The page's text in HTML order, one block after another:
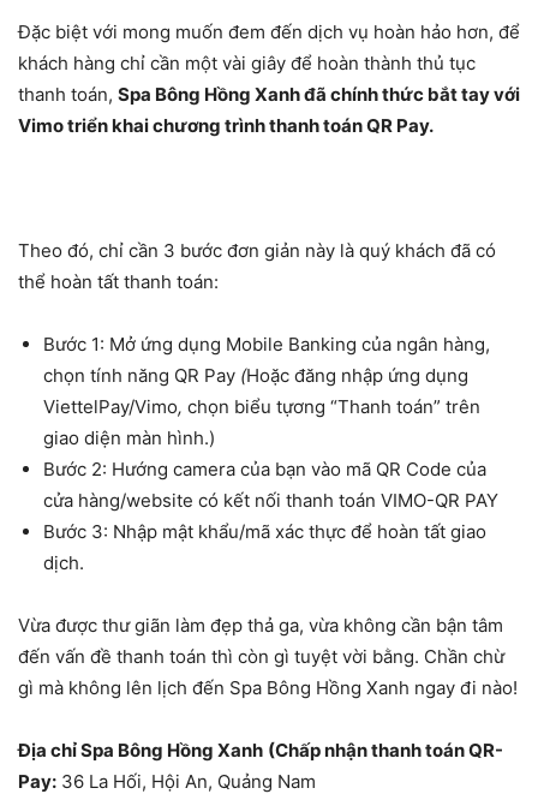
Đặc biệt với mong muốn đem đến dịch vụ hoàn hảo hơn, để
khách hàng chỉ cần một vài giây để hoàn thành thủ tục
thanh toán, Spa Bông Hồng Xanh đã chính thức bắt tay với
Vimo triển khai chương trình thanh toán QR Pay.
Theo đó, chỉ cần 3 bước đơn giản này là quý khách đã có
thể hoàn tất thanh toán:
Bước 1: Mở ứng dụng Mobile Banking của ngân hàng,
chọn tính năng QR Pay (Hoặc đăng nhập ứng dụng
ViettelPay/Vimo, chọn biểu tựơng “Thanh toán” trên
giao diện màn hình.)
Bước 2: Hướng camera của bạn vào mã QR Code của
cửa hàng/website có kết nối thanh toán VIMO-QR PAY
Bước 3: Nhập mật khẩu/mã xác thực để hoàn tất giao
dịch.
Vừa được thư giãn làm đẹp thả ga, vừa không cần bận tâm
đến vấn đề thanh toán thì còn gì tuyệt vời bằng. Chần chừ
gì mà không lên lịch đến Spa Bông Hồng Xanh ngay đi nào!
Địa chỉ Spa Bông Hồng Xanh (Chấp nhận thanh toán QR-
Pay: 36 La Hối, Hội An, Quảng Nam